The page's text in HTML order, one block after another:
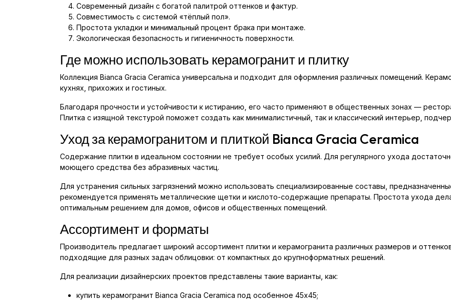
Современный дизайн с богатой палитрой оттенков и фактур.
Совместимость с системой «тёплый пол».
Простота укладки и минимальный процент брака при монтаже.
Экологическая безопасность и гигиеничность поверхности.
Где можно использовать керамогранит и плитку
Коллекция Bianca Gracia Ceramica универсальна и подходит для оформления различных помещений.
кухнях, прихожих и гостиных.
Благодаря прочности и устойчивости к истиранию, его часто применяют в общественных зонах —
Плитка с изящной текстурой поможет создать как минималистичный, так и классический интерьер,
Уход за керамогранитом и плиткой Bianca Gracia Ceramica
Содержание плитки в идеальном состоянии не требует особых усилий. Для регулярного ухода
моющего средства без абразивных частиц.
Для устранения сильных загрязнений можно использовать специализированные составы,
рекомендуется применять металлические щетки и кислото-содержащие препараты. Простота ухода
оптимальным решением для домов, офисов и общественных помещений.
Ассортимент и форматы
Производитель предлагает широкий ассортимент плитки и керамогранита различных размеров и
подходящие для разных задач облицовки: от компактных до крупноформатных решений.
Для реализации дизайнерских проектов представлены такие варианты, как:
купить керамогранит Bianca Gracia Ceramica под особенное 45x45;